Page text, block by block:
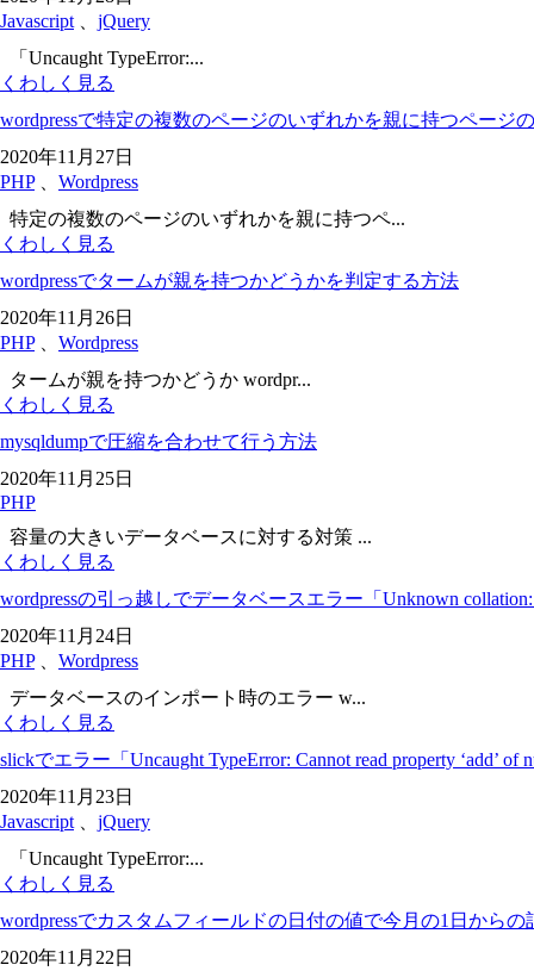
Javascript
jQuery
「Uncaught TypeError:...
くわしく見る
wordpressで特定の複数のページのいずれかを親に持つページ
2020年11月27日
PHP、 Wordpress
特定の複数のページのいずれかを親に持つペ...
くわしく見る
wordpressでタームが親を持つかどうかを判定する方法
2020年11月26日
PHP、 Wordpress
タームが親を持つかどうか wordpr...
くわしく見る
mysqldumpで圧縮を合わせて行う方法
2020年11月25日
PHP
容量の大きいデータベースに対する対策 ...
くわしく見る
wordpressの引っ越しでデータベースエラー「Unknown collation:
2020年11月24日
PHP、 Wordpress
データベースのインポート時のエラー w...
くわしく見る
slickでエラー「Uncaught TypeError: Cannot read property ‘add’ of
2020年11月23日
Javascript
jQuery
「Uncaught TypeError:...
くわしく見る
wordpressでカスタムフィールドの日付の値で今月の1日から
2020年11月22日